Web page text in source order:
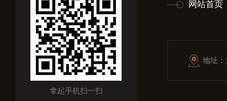
拿起手机扫一扫
网站首页
地址